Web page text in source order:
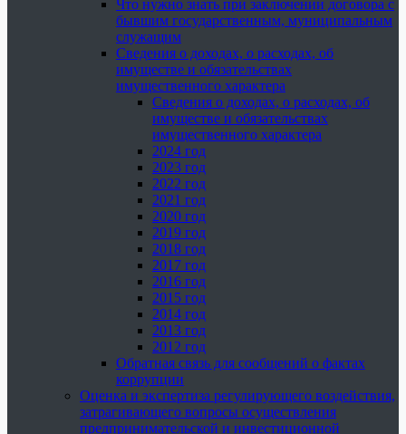
Что нужно знать при заключении договора с
бывшим государственным, муниципальным
служащим
Сведения о доходах, о расходах, об
имуществе и обязательствах
имущественного характера
Сведения о доходах, о расходах, об
имуществе и обязательствах
имущественного характера
2024 год
2023 год
2022 год
2021 год
2020 год
2019 год
2018 год
2017 год
2016 год
2015 год
2014 год
2013 год
2012 год
Обратная связь для сообщений о фактах
коррупции
Оценка и экспертиза регулирующего воздействия,
затрагивающего вопросы осуществления
предпринимательской и инвестиционной